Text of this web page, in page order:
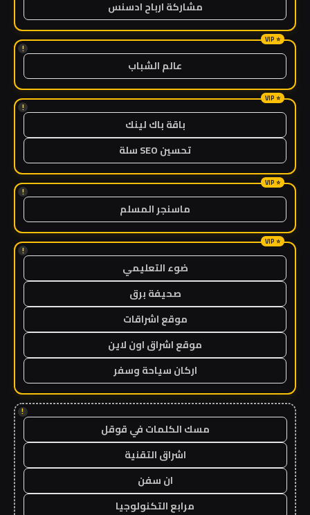
مشاركة ارباح ادسنس
!
عالم الشباب
!
باقة باك لينك
تحسين SEO سلة
!
ماسنجر المسلم
!
ضوء التعليمي
صحيفة برق
موقع اشراقات
موقع اشراق اون لاين
اركان سياحة وسفر
!
مسك الكلمات في قوقل
اشراق التقنية
ان سفن
مرابع التكنولوجيا